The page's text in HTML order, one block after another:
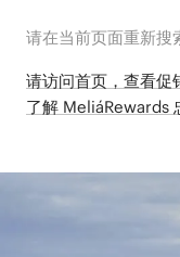
请在当前页面重新搜
请访问首页，查看促
了解 MeliáRewards